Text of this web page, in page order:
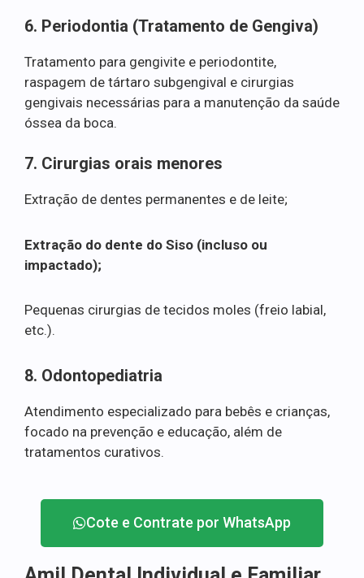
6. Periodontia (Tratamento de Gengiva)
Tratamento para gengivite e periodontite,
raspagem de tártaro subgengival e cirurgias
gengivais necessárias para a manutenção da saúde
óssea da boca.
7. Cirurgias orais menores
Extração de dentes permanentes e de leite;
Extração do dente do Siso (incluso ou
impactado);
Pequenas cirurgias de tecidos moles (freio labial,
etc.).
8. Odontopediatria
Atendimento especializado para bebês e crianças,
focado na prevenção e educação, além de
tratamentos curativos.
Cote e Contrate por WhatsApp